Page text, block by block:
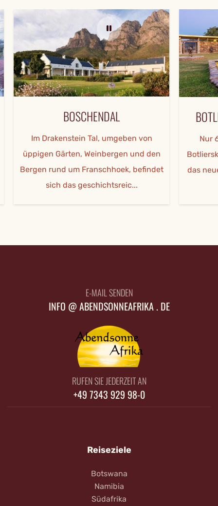
BOSCHENDAL
Im Drakenstein Tal, umgeben von
üppigen Gärten, Weinbergen und den
Bergen rund um Franschhoek, befindet
sich das geschichtsreic...
Nur 6,4
Botlierskop-
das neueste
E-MAIL SENDEN
INFO @ ABENDSONNEAFRIKA . DE
RUFEN SIE JEDERZEIT AN
+49 7343 929 98-0
Reiseziele
Botswana
Namibia
Südafrika